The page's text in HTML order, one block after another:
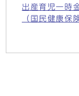
出産育児一時
（国民健康保